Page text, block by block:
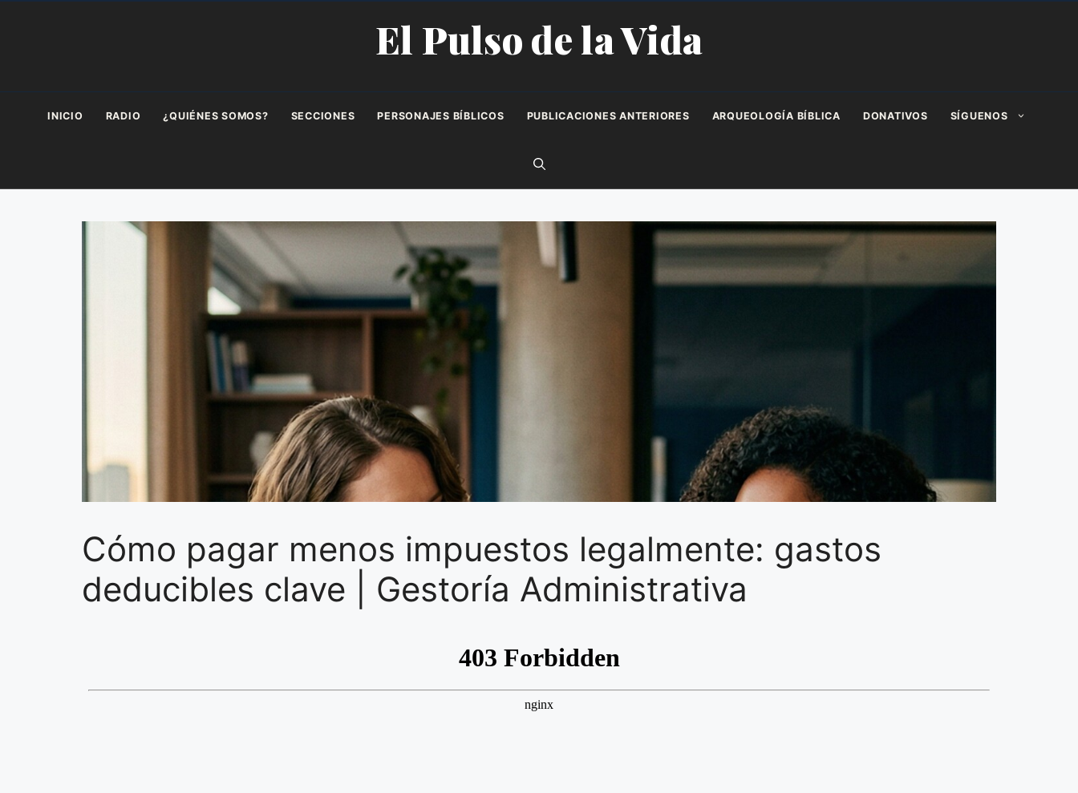
El Pulso de la Vida
INICIO RADIO ¿QUIÉNES SOMOS? SECCIONES PERSONAJES BÍBLICOS PUBLICACIONES ANTERIORES ARQUEOLOGÍA BÍBLICA DONATIVOS SÍGUENOS
Cómo pagar menos impuestos legalmente: gastos
deducibles clave | Gestoría Administrativa